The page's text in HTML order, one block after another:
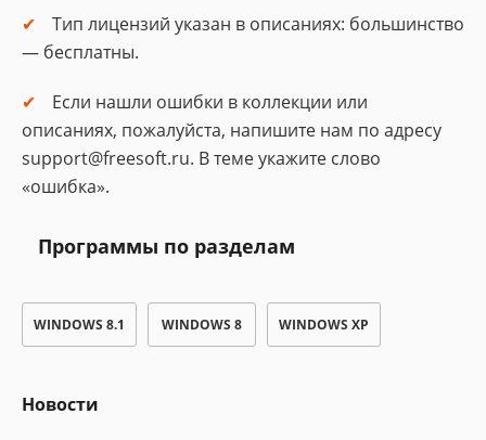
Тип лицензий указан в описаниях: большинство
— бесплатны.
Если нашли ошибки в коллекции или
описаниях, пожалуйста, напишите нам по адресу
support@freesoft.ru. В теме укажите слово
«ошибка».
Программы по разделам
WINDOWS 8.1 WINDOWS 8 WINDOWS XP
Новости